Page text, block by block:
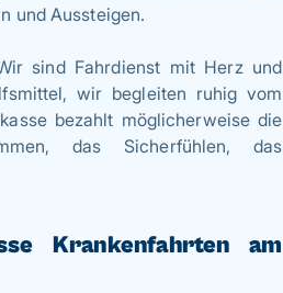
und Aussteigen.
sind Fahrdienst mit Herz und
wir begleiten ruhig vom
bezahlt möglicherweise die
das Sicherfühlen, das
Krankenfahrten am